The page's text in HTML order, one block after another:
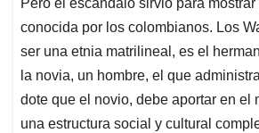
Pero el escándalo sirvió para
conocida por los colombianos. Los
ser una etnia matrilineal, es el
la novia, un hombre, el que
dote que el novio, debe aportar en el
una estructura social y cultural